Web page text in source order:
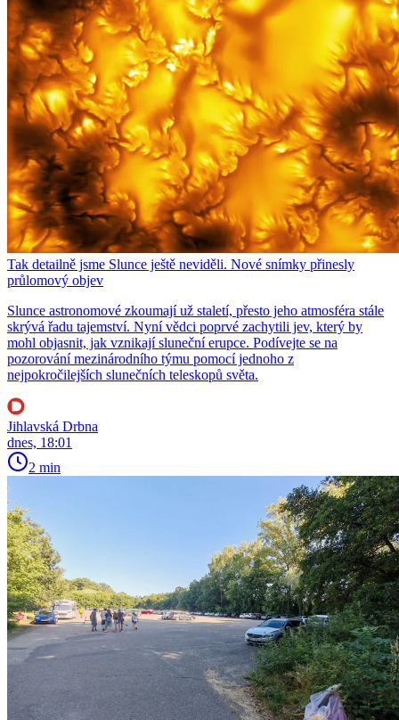
Tak detailně jsme Slunce ještě neviděli. Nové snímky přinesly
průlomový objev
Slunce astronomové zkoumají už staletí, přesto jeho atmosféra stále
skrývá řadu tajemství. Nyní vědci poprvé zachytili jev, který by
mohl objasnit, jak vznikají sluneční erupce. Podívejte se na
pozorování mezinárodního týmu pomocí jednoho z
nejpokročilejších slunečních teleskopů světa.
Jihlavská Drbna
dnes, 18:01
2 min